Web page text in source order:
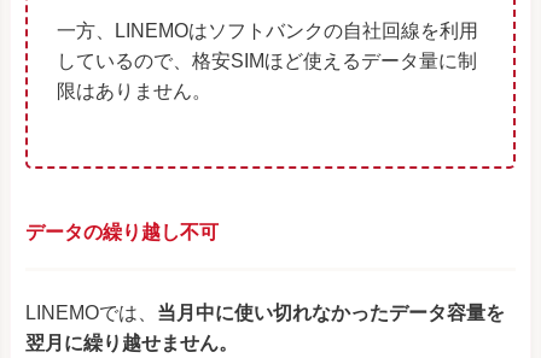
一方、LINEMOはソフトバンクの自社回線を利用
しているので、格安SIMほど使えるデータ量に制
限はありません。
データの繰り越し不可
LINEMOでは、 当月中に使い切れなかったデータ容量を
翌月に繰り越せません。